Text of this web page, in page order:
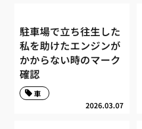
駐車場で立ち往生した
私を助けたエンジンが
かからない時のマーク
確認
2026.03.07
車